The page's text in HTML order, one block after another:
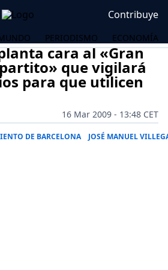
Contribuye
PERIODISMO ECONOMÍA
cara al «Gran
que vigilará
para que utilicen
16 Mar 2009 - 13:48 CET
DE BARCELONA JOSÉ MANUEL